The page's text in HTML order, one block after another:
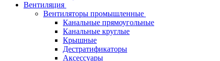
Вентиляция
Вентиляторы промышленные
Канальные прямоугольные
Канальные круглые
Крышные
Дестратификаторы
Аксессуары